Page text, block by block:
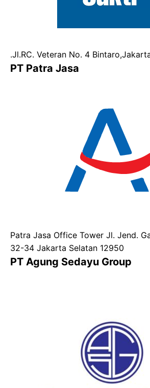
.Jl.RC. Veteran No. 4
PT Patra Jasa
Patra Jasa Office Tower Jl. Jend.
32-34 Jakarta Selatan 12950
PT Agung Sedayu Group